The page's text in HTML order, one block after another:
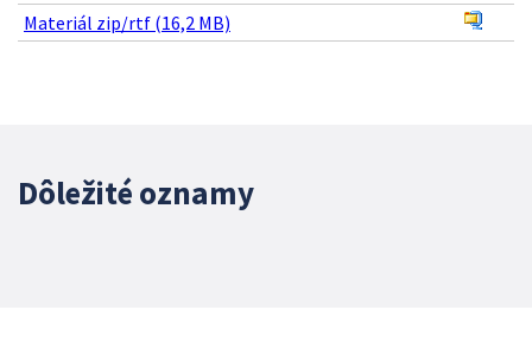
Materiál zip/rtf (16,2 MB)
Dôležité oznamy